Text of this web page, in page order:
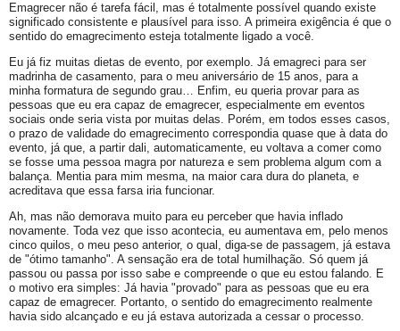
Emagrecer não é tarefa fácil, mas é totalmente possível quando existe
significado consistente e plausível para isso. A primeira exigência é que o
sentido do emagrecimento esteja totalmente ligado a você.
Eu já fiz muitas dietas de evento, por exemplo. Já emagreci para ser
madrinha de casamento, para o meu aniversário de 15 anos, para a
minha formatura de segundo grau… Enfim, eu queria provar para as
pessoas que eu era capaz de emagrecer, especialmente em eventos
sociais onde seria vista por muitas delas. Porém, em todos esses casos,
o prazo de validade do emagrecimento correspondia quase que à data do
evento, já que, a partir dali, automaticamente, eu voltava a comer como
se fosse uma pessoa magra por natureza e sem problema algum com a
balança. Mentia para mim mesma, na maior cara dura do planeta, e
acreditava que essa farsa iria funcionar.
Ah, mas não demorava muito para eu perceber que havia inflado
novamente. Toda vez que isso acontecia, eu aumentava em, pelo menos
cinco quilos, o meu peso anterior, o qual, diga-se de passagem, já estava
de "ótimo tamanho". A sensação era de total humilhação. Só quem já
passou ou passa por isso sabe e compreende o que eu estou falando. E
o motivo era simples: Já havia "provado" para as pessoas que eu era
capaz de emagrecer. Portanto, o sentido do emagrecimento realmente
havia sido alcançado e eu já estava autorizada a cessar o processo.